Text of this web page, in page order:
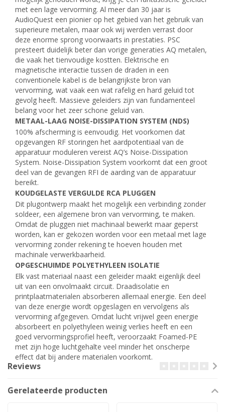
met een lage vervorming. Al meer dan 30 jaar is
AudioQuest een pionier op het gebied van het gebruik van
superieure metalen, maar ook wij werden verrast door
deze enorme sprong voorwaarts in prestaties. PSC
presteert duidelijk beter dan vorige generaties AQ metalen,
die vaak het tienvoudige kostten. Elektrische en
magnetische interactie tussen de draden in een
conventionele kabel is de belangrijkste bron van
vervorming, wat vaak een wat rafelig en hard geluid tot
gevolg heeft. Massieve geleiders zijn van fundamenteel
belang voor het zeer schone geluid van.
METAAL-LAAG NOISE-DISSIPATION SYSTEM (NDS)
100% afscherming is eenvoudig. Het voorkomen dat
opgevangen RF storingen het aardpotentiaal van de
apparatuur moduleren vereist AQ’s Noise-Dissipation
System. Noise-Dissipation System voorkomt dat een groot
deel van de gevangen RFI de aarding van de apparatuur
bereikt.
KOUDGELASTE VERGULDE RCA PLUGGEN
Dit plugontwerp maakt het mogelijk een verbinding zonder
soldeer, een algemene bron van vervorming, te maken.
Omdat de pluggen niet machinaal bewerkt maar geperst
worden, kan er gekozen worden voor een metaal met lage
vervorming zonder rekening te hoeven houden met
machinale verwerkbaarheid.
OPGESCHUIMDE POLYETHYLEEN ISOLATIE
Elk vast materiaal naast een geleider maakt eigenlijk deel
uit van een onvolmaakt circuit. Draadisolatie en
printplaatmaterialen absorberen allemaal energie. Een deel
van deze energie wordt opgeslagen en vervolgens als
vervorming afgegeven. Omdat lucht vrijwel geen energie
absorbeert en polyethyleen weinig verlies heeft en een
goed vervormingsprofiel heeft, veroorzaakt Foamed-PE
met zijn hoge luchtgehalte veel minder het onscherpe
effect dat bij andere materialen voorkomt.
Reviews
Gerelateerde producten